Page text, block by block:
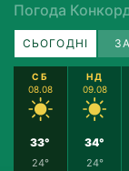
Погода
СЬОГОДНІ
СБ
08.08
33°
24°
НД
09.08
34°
24°